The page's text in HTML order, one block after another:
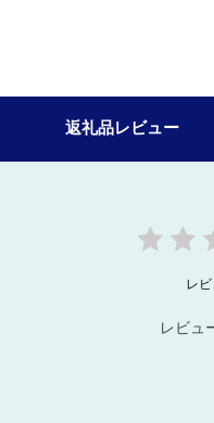
返礼品レビュー
レ
レビュ